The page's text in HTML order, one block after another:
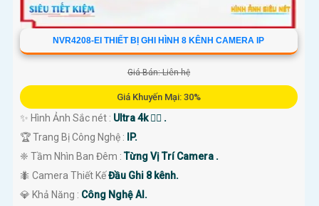
NVR4208-EI THIẾT BỊ GHI HÌNH 8 KÊNH CAMERA IP
Giá Bán: Liên hệ
Giá Khuyến Mại: 30%
✨ Hình Ảnh Sắc nét : Ultra 4k 👍🏾 .
🏆 Trang Bị Công Nghệ :
IP.
❈ Tầm Nhìn Ban Đêm :Từng Vị Trí Camera .
🐜 Camera Thiết KếĐầu Ghi 8 kênh.
️💎 Khả Năng : Công Nghệ AI.